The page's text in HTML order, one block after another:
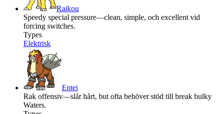
Raikou
Speedy special pressure—clean, simple, och excellent vid
forcing switches.
Types
Elektrisk
Entei
Rak offensiv—slår hårt, but ofta behöver stöd till break bulky
Waters.